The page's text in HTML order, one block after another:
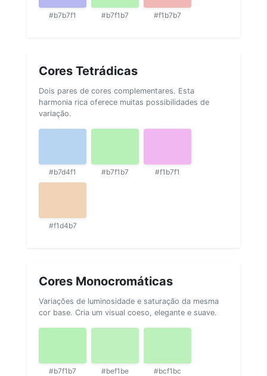
#b7b7f1 #b7f1b7 #f1b7b7
Cores Tetrádicas
Dois pares de cores complementares. Esta
harmonia rica oferece muitas possibilidades de
variação.
#b7d4f1 #b7f1b7 #f1b7f1
#f1d4b7
Cores Monocromáticas
Variações de luminosidade e saturação da mesma
cor base. Cria um visual coeso, elegante e suave.
#b7f1b7 #bef1be #bcf1bc